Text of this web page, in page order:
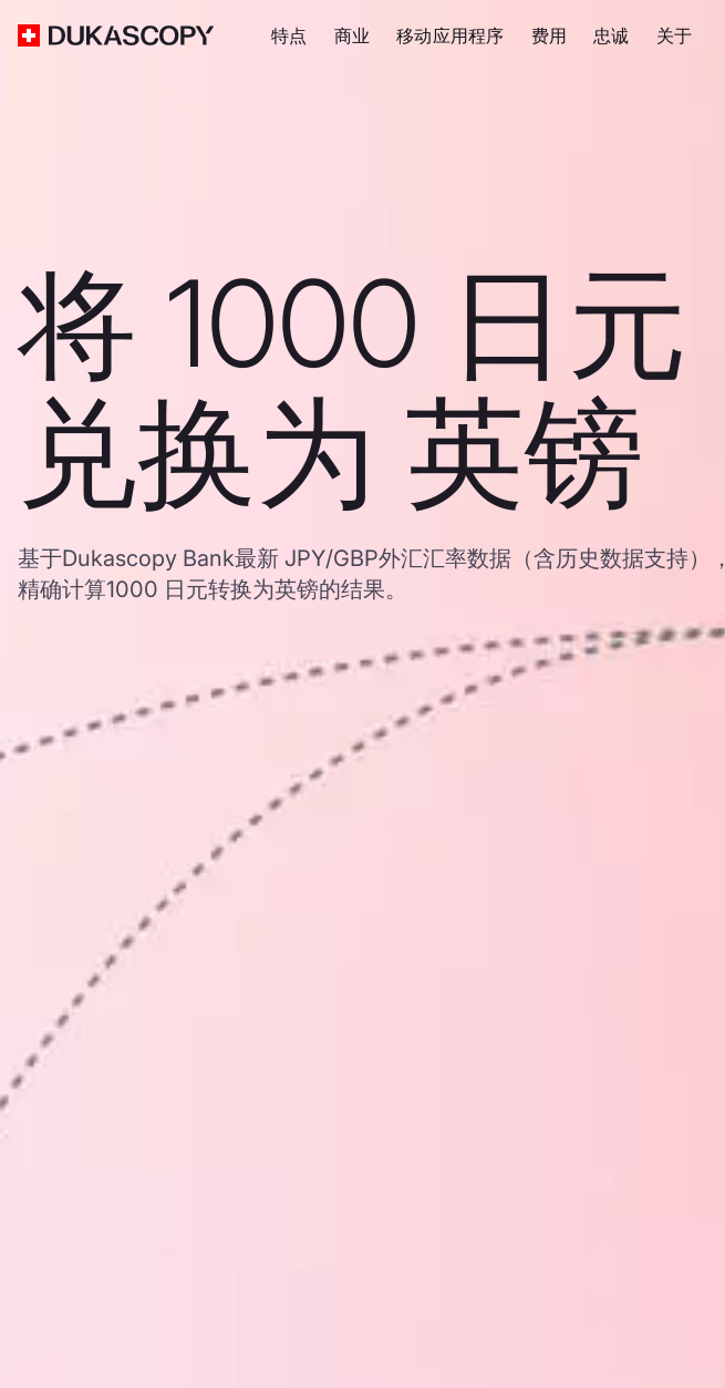
特点 商业 移动应用程序 费用 忠诚 关于
将 1000 日元
兑换为 英镑
基于Dukascopy Bank最新 JPY/GBP外汇汇率数据（含历史数据支持），
精确计算1000 日元转换为英镑的结果。